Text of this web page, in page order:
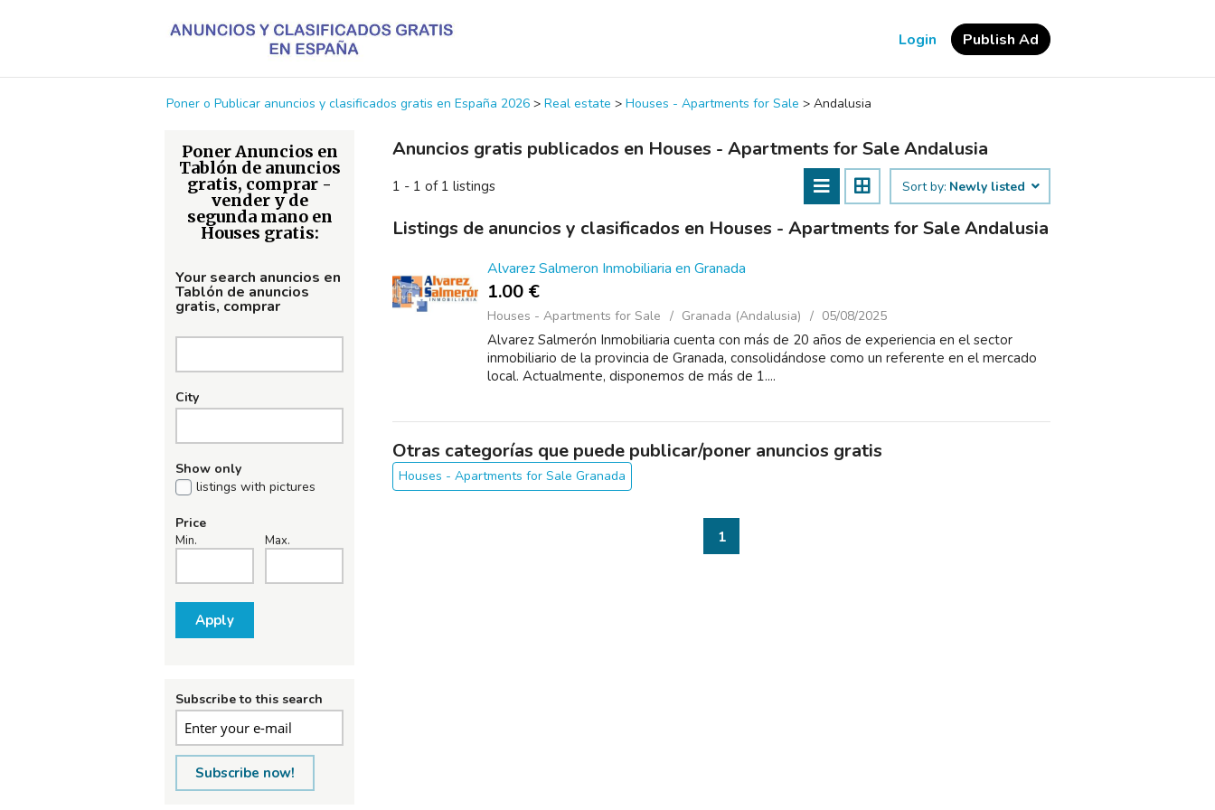
Login Publish Ad
Poner o Publicar anuncios y clasificados gratis en España 2026 > Real estate > Houses - Apartments for Sale > Andalusia
Poner Anuncios en
Tablón de anuncios
gratis, comprar -
vender y de
segunda mano en
Houses gratis:
Your search anuncios en
Tablón de anuncios
gratis, comprar
City
Show only
listings with pictures
Price
Min. Max.
Apply
Subscribe to this search
Subscribe now!
Anuncios gratis publicados en Houses - Apartments for Sale Andalusia
1 - 1 of 1 listings Sort by: Newly listed
Listings de anuncios y clasificados en Houses - Apartments for Sale Andalusia
Alvarez Salmeron Inmobiliaria en Granada
1.00 €
Houses - Apartments for Sale Granada (Andalusia) 05/08/2025
Alvarez Salmerón Inmobiliaria cuenta con más de 20 años de experiencia en el sector
inmobiliario de la provincia de Granada, consolidándose como un referente en el mercado
local. Actualmente, disponemos de más de 1....
Otras categorías que puede publicar/poner anuncios gratis
Houses - Apartments for Sale Granada
1